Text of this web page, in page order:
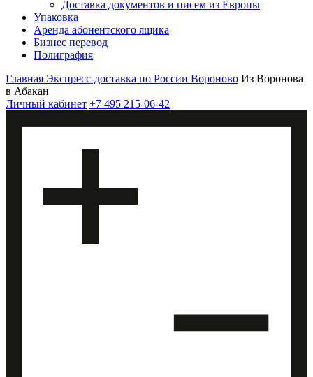
Доставка документов и писем из Европы
Упаковка
Аренда абонентского ящика
Бизнес перевод
Полиграфия
Главная Экспресс-доставка по России Вороново Из Воронова
в Абакан
Личный кабинет +7 495 215-06-42